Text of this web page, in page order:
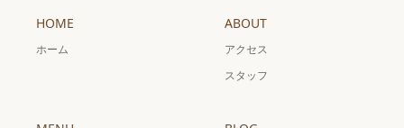
HOME
ホーム
ABOUT
アクセス
スタッフ